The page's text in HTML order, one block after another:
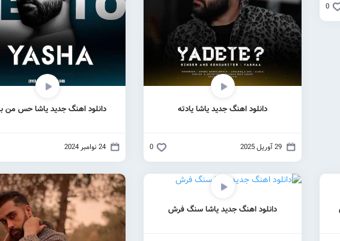
0
دانلود اهنگ جدید یاشا یادته
29 آوریل 2025 0
دانلود اهنگ جدید یاشا حس من
24 نوامبر 2024
دانلود اهنگ جدید یاشا سنگ فرش